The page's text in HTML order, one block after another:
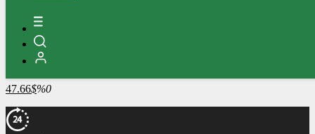
RİPPLE
48.71
%-2.1
TETHER
47.66$%0